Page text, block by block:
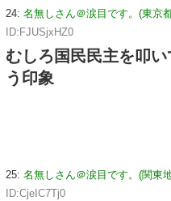
24: 名無しさん＠涙目です。(東京
ID:FJUSjxHZ0
むしろ国民民主を叩
う印象
25: 名無しさん＠涙目です。(関東
ID:CjeIC7Tj0